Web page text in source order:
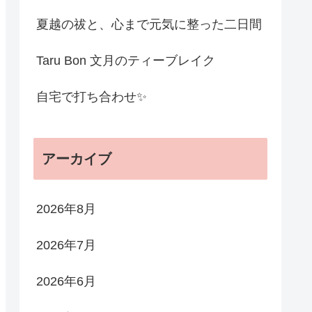
夏越の祓と、心まで元気に整った二日間
Taru Bon 文月のティーブレイク
自宅で打ち合わせ✨
アーカイブ
2026年8月
2026年7月
2026年6月